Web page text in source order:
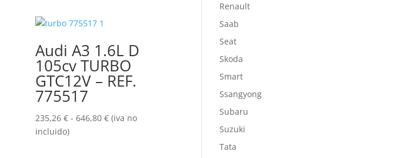
Audi A3 1.6L D
105cv TURBO
GTC12V – REF.
775517
235,26 € - 646,80 €Rango
(iva no
incluido)
Renault
Saab
Seat
Skoda
Smart
Ssangyong
Subaru
Suzuki
Tata